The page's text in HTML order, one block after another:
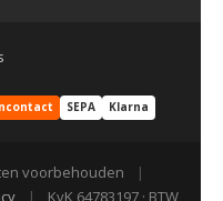
SEPA Klarna
voorbehouden
|
| KvK 64783197 · BTW